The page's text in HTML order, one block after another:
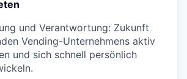
und Verantwortung: Zukunft
Vending-Unternehmens aktiv
und sich schnell persönlich